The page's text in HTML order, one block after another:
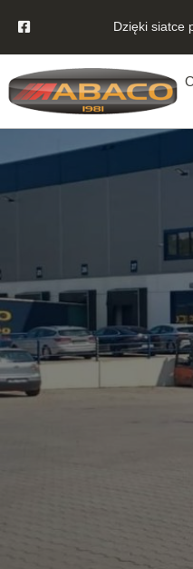
Dzięki siatce